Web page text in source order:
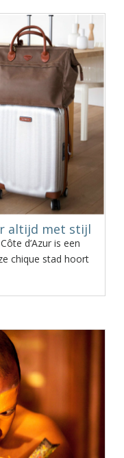
altijd met stijl
d’Azur is een
chique stad hoort